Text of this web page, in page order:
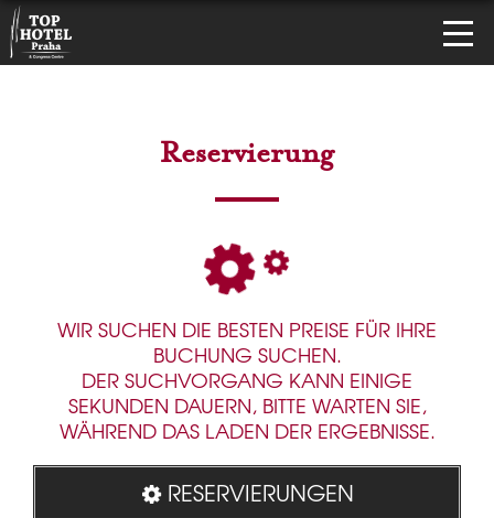
Reservierung
WIR SUCHEN DIE BESTEN PREISE FÜR IHRE
BUCHUNG SUCHEN.
DER SUCHVORGANG KANN EINIGE
SEKUNDEN DAUERN, BITTE WARTEN SIE,
WÄHREND DAS LADEN DER ERGEBNISSE.
RESERVIERUNGEN